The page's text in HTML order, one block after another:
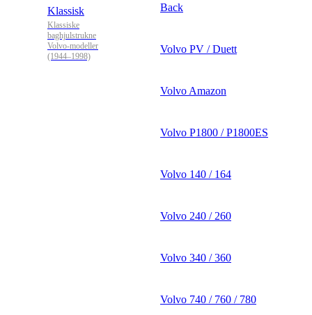
Klassisk
Klassiske
baghjulstrukne
Volvo-modeller
(1944–1998)
Back
Volvo PV / Duett
Volvo Amazon
Volvo P1800 / P1800ES
Volvo 140 / 164
Volvo 240 / 260
Volvo 340 / 360
Volvo 740 / 760 / 780